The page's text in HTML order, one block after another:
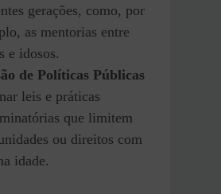
gerações, como, por
as mentorias entre
e idosos.
de Políticas Públicas
leis e práticas
que limitem
ou direitos com
idade.